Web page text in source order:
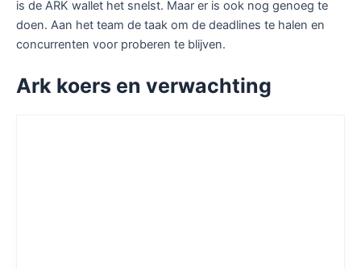
is de ARK wallet het snelst. Maar er is ook nog genoeg te
doen. Aan het team de taak om de deadlines te halen en
concurrenten voor proberen te blijven.
Ark koers en verwachting